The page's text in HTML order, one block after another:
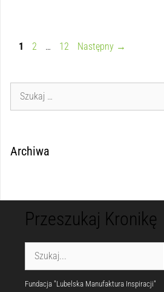
1 2 … 12 Następny →
Archiwa
Przeszukaj Kronikę
Fundacja "Lubelska Manufaktura Inspiracji"